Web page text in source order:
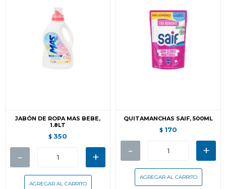
JABÓN DE ROPA MAS BEBE,
1.8LT
$ 350
- +
QUITAMANCHAS SAIF, 500ML
$ 170
- +